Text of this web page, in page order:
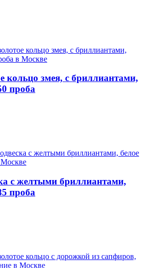
кольцо змея, с бриллиантами,
проба
с желтыми бриллиантами,
проба